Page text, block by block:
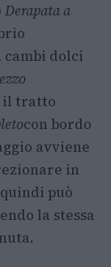
Derapata a
cambi dolci
il tratto
con bordo
avviene
in
può
la stessa